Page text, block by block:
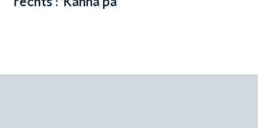
rechts': 'Kanna på'